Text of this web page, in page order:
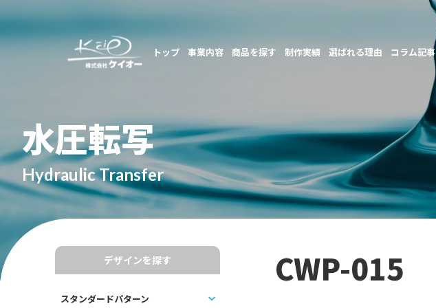
トップ 事業内容 商品を探す 制作実績 選ばれる理由 コラム記事
水圧転写
Hydraulic Transfer
デザインを探す
スタンダードパターン
CWP-015